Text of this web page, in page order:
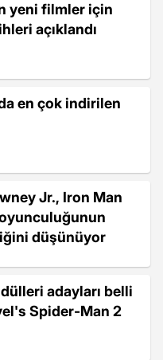
yeni filmler için
açıklandı
en çok indirilen
Jr., Iron Man
düşünüyor
adayları belli
Spider-Man 2